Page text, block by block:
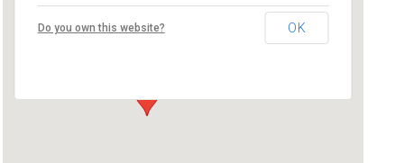
Lounais-Suomen – SYLI ry
Maariankatu 8 D 104 - Turku
Do you own this website? OK